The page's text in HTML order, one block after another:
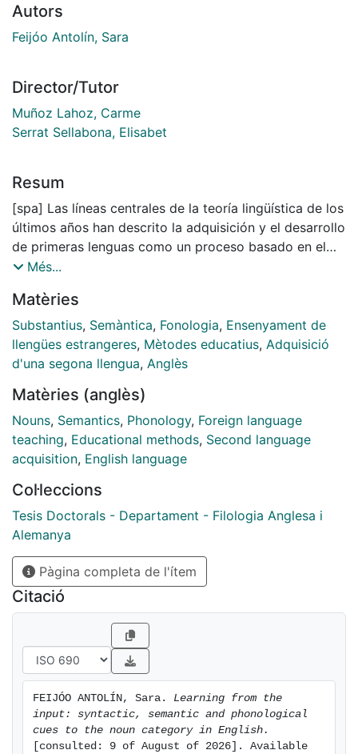
Autors
Feijóo Antolín, Sara
Director/Tutor
Muñoz Lahoz, Carme
Serrat Sellabona, Elisabet
Resum
[spa] Las líneas centrales de la teoría lingüística de los
últimos años han descrito la adquisición y el desarrollo
de primeras lenguas como un proceso basado en el
conocimiento innato de las propiedades gramaticales
descripciones del desarrollo sintáctico asumen que el
entorno lingüístico al que los niños están expuestos es
demasiado limitado como para dar lugar al
aprendizaje de una lengua (es decir, el llamado
según esta visión, es el conocimiento lingüístico innato
lo que permite a los niños llegar a ser hablantes
competentes de su propia lengua nativa. Este estudio
se plantea el objetivo de cuestionar esta visión y
que los niños pueden adquirir conocimientos
gramaticales a partir de la experiencia y de la
información que reciben del entorno.
Més...
Matèries
Substantius, Semàntica, Fonologia, Ensenyament de
llengües estrangeres, Mètodes educatius, Adquisició
d'una segona llengua, Anglès
Matèries (anglès)
Nouns, Semantics, Phonology, Foreign language
teaching, Educational methods, Second language
acquisition, English language
Col·leccions
Tesis Doctorals - Departament - Filologia Anglesa i
Alemanya
Pàgina completa de l'ítem
Citació
FEIJÓO ANTOLÍN, Sara. Learning from the
input: syntactic, semantic and phonological
cues to the noun category in English.
[consulted: 9 of August of 2026]. Available